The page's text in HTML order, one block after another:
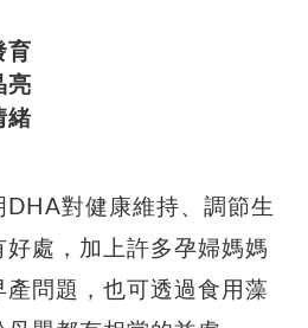
育
亮
緒
DHA對健康維持、調節生
處，加上許多孕婦媽媽
問題，也可透過食用藻